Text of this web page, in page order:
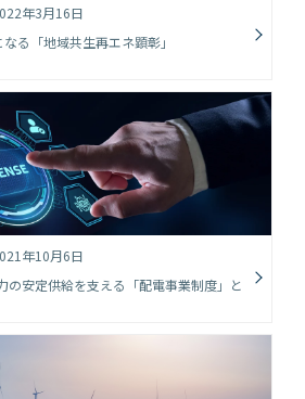
年3月16日
る「地域共生再エネ顕彰」
年10月6日
の安定供給を支える「配電事業制度」と